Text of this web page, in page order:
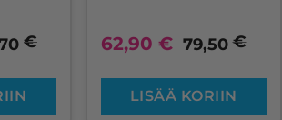
€ 62,90 € 79,50€
LISÄÄ KORIIN